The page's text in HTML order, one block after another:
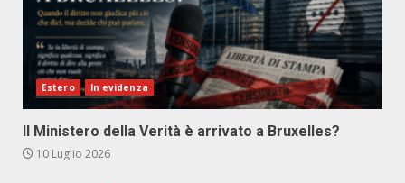
Estero In evidenza
Il Ministero della Verità è arrivato a Bruxelles?
10 Luglio 2026